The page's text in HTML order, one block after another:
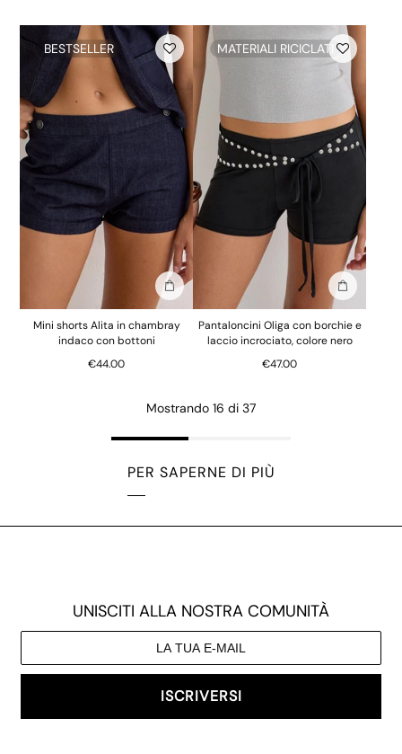
BESTSELLER
Aggiungi alla borsa
Mini shorts Alita in chambray
indaco con bottoni
€44.00
MATERIALI RICICLATI
Aggiungi
Pantaloncini Oliga con borchie e
laccio incrociato, colore nero
€47.00
Mostrando 16 di 37
PER SAPERNE DI PIÙ
UNISCITI ALLA NOSTRA COMUNITÀ
ISCRIVERSI